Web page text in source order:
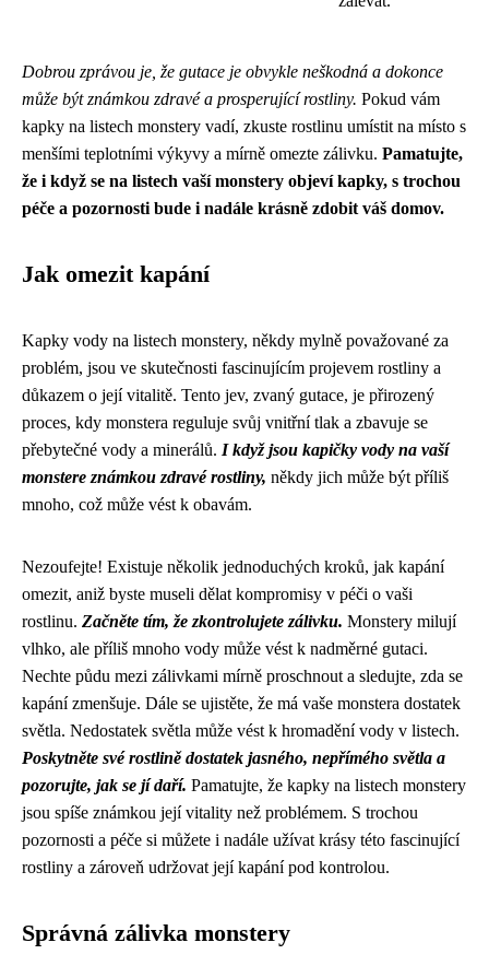
Dobrou zprávou je, že gutace je obvykle neškodná a dokonce
může být známkou zdravé a prosperující rostliny. Pokud vám
kapky na listech monstery vadí, zkuste rostlinu umístit na místo s
menšími teplotními výkyvy a mírně omezte zálivku. Pamatujte,
že i když se na listech vaší monstery objeví kapky, s trochou
péče a pozornosti bude i nadále krásně zdobit váš domov.
Jak omezit kapání
Kapky vody na listech monstery, někdy mylně považované za
problém, jsou ve skutečnosti fascinujícím projevem rostliny a
důkazem o její vitalitě. Tento jev, zvaný gutace, je přirozený
proces, kdy monstera reguluje svůj vnitřní tlak a zbavuje se
přebytečné vody a minerálů. I když jsou kapičky vody na vaší
monstere známkou zdravé rostliny, někdy jich může být příliš
mnoho, což může vést k obavám.
Nezoufejte! Existuje několik jednoduchých kroků, jak kapání
omezit, aniž byste museli dělat kompromisy v péči o vaši
rostlinu. Začněte tím, že zkontrolujete zálivku. Monstery milují
vlhko, ale příliš mnoho vody může vést k nadměrné gutaci.
Nechte půdu mezi zálivkami mírně proschnout a sledujte, zda se
kapání zmenšuje. Dále se ujistěte, že má vaše monstera dostatek
světla. Nedostatek světla může vést k hromadění vody v listech.
Poskytněte své rostlině dostatek jasného, ​​nepřímého světla a
pozorujte, jak se jí daří. Pamatujte, že kapky na listech monstery
jsou spíše známkou její vitality než problémem. S trochou
pozornosti a péče si můžete i nadále užívat krásy této fascinující
rostliny a zároveň udržovat její kapání pod kontrolou.
Správná zálivka monstery